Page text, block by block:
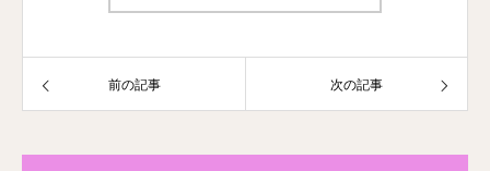
前の記事 次の記事